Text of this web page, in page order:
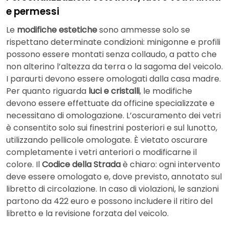
e permessi
Le modifiche estetichesono ammesse solo se
rispettano determinate condizioni: minigonne e profili
possono essere montati senza collaudo, a patto che
non alterino l’altezza da terra o la sagoma del veicolo.
I paraurti devono essere omologati dalla casa madre.
Per quanto riguarda luci e cristalli, le modifiche
devono essere effettuate da officine specializzate e
necessitano di omologazione. L’oscuramento dei vetri
è consentito solo sui finestrini posteriori e sul lunotto,
utilizzando pellicole omologate. È vietato oscurare
completamente i vetri anteriori o modificarne il
colore. IlCodice della Stradaè chiaro: ogni intervento
deve essere omologato e, dove previsto, annotato sul
libretto di circolazione. In caso di violazioni, le sanzioni
partono da 422 euro e possono includere il ritiro del
libretto e la revisione forzata del veicolo.